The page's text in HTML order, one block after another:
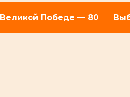
Великой Победе — 80